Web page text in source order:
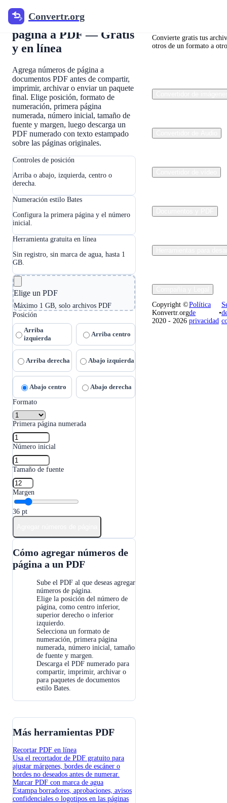
Convertr.org
Agregar números de
página a PDF — Gratis
y en línea
Agrega números de página a
documentos PDF antes de compartir,
imprimir, archivar o enviar un paquete
final. Elige posición, formato de
numeración, primera página
numerada, número inicial, tamaño de
fuente y margen, luego descarga un
PDF numerado con texto estampado
sobre las páginas originales.
Controles de posición
Arriba o abajo, izquierda, centro o
derecha.
Numeración estilo Bates
Configura la primera página y el número
inicial.
Herramienta gratuita en línea
Sin registro, sin marca de agua, hasta 1
GB.
Elige un PDF
Máximo 1 GB, solo archivos PDF
Posición
Arriba
izquierda
Arriba centro
Arriba derecha Abajo izquierda
Abajo centro
Abajo derecha
Formato
Primera página numerada
Número inicial
Tamaño de fuente
Margen
36 pt
Cómo agregar números de
página a un PDF
Sube el PDF al que deseas agregar
números de página.
Elige la posición del número de
página, como centro inferior,
superior derecho o inferior
izquierdo.
Selecciona un formato de
numeración, primera página
numerada, número inicial, tamaño
de fuente y margen.
Descarga el PDF numerado para
compartir, imprimir, archivar o
para paquetes de documentos
estilo Bates.
Más herramientas PDF
Recortar PDF en línea
Usa el recortador de PDF gratuito para
ajustar márgenes, bordes de escáner o
bordes no deseados antes de numerar.
Marcar PDF con marca de agua
Estampa borradores, aprobaciones, avisos
confidenciales o logotipos en las páginas
Convierte gratis tus
otros de un formato a
Copyright ©
Konvertr.org
2020 - 2026
Política
de
privacidad
•